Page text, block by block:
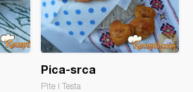
Pica-srca
Pite i Testa